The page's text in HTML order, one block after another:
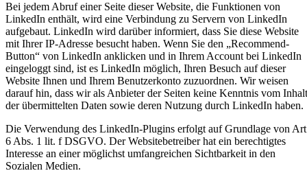
Bei jedem Abruf einer Seite dieser Website, die Funktionen von
LinkedIn enthält, wird eine Verbindung zu Servern von LinkedIn
aufgebaut. LinkedIn wird darüber informiert, dass Sie diese Website
mit Ihrer IP-Adresse besucht haben. Wenn Sie den „Recommend-
Button“ von LinkedIn anklicken und in Ihrem Account bei LinkedIn
eingeloggt sind, ist es LinkedIn möglich, Ihren Besuch auf dieser
Website Ihnen und Ihrem Benutzerkonto zuzuordnen. Wir weisen
darauf hin, dass wir als Anbieter der Seiten keine Kenntnis vom Inhalt
der übermittelten Daten sowie deren Nutzung durch LinkedIn haben.
Die Verwendung des LinkedIn-Plugins erfolgt auf Grundlage von
6 Abs. 1 lit. f DSGVO. Der Websitebetreiber hat ein berechtigtes
Interesse an einer möglichst umfangreichen Sichtbarkeit in den
Sozialen Medien.